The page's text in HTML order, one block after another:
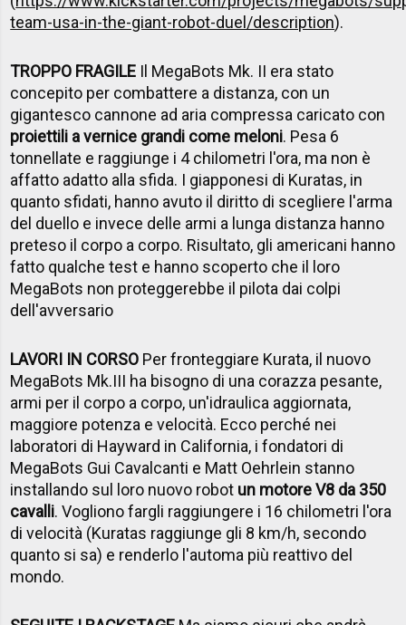
team-usa-in-the-giant-robot-duel/description).
TROPPO FRAGILE Il MegaBots Mk. II era stato
concepito per combattere a distanza, con un
gigantesco cannone ad aria compressa caricato con
proiettili a vernice grandi come meloni. Pesa 6
tonnellate e raggiunge i 4 chilometri l'ora, ma non è
affatto adatto alla sfida. I giapponesi di Kuratas, in
quanto sfidati, hanno avuto il diritto di scegliere l'arma
del duello e invece delle armi a lunga distanza hanno
preteso il corpo a corpo. Risultato, gli americani hanno
fatto qualche test e hanno scoperto che il loro
MegaBots non proteggerebbe il pilota dai colpi
dell'avversario
LAVORI IN CORSO Per fronteggiare Kurata, il nuovo
MegaBots Mk.III ha bisogno di una corazza pesante,
armi per il corpo a corpo, un'idraulica aggiornata,
maggiore potenza e velocità. Ecco perché nei
laboratori di Hayward in California, i fondatori di
MegaBots Gui Cavalcanti e Matt Oehrlein stanno
installando sul loro nuovo robot un motore V8 da 350
cavalli. Vogliono fargli raggiungere i 16 chilometri l'ora
di velocità (Kuratas raggiunge gli 8 km/h, secondo
quanto si sa) e renderlo l'automa più reattivo del
mondo.